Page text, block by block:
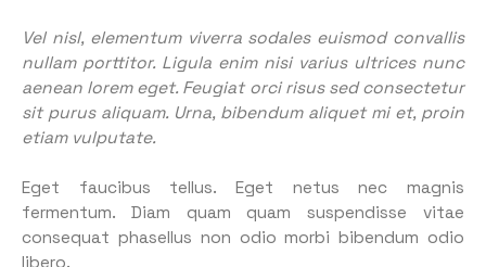
Vel nisl, elementum viverra sodales euismod convallis
nullam porttitor. Ligula enim nisi varius ultrices nunc
aenean lorem eget. Feugiat orci risus sed consectetur
sit purus aliquam. Urna, bibendum aliquet mi et, proin
etiam vulputate.
Eget faucibus tellus. Eget netus nec magnis
fermentum. Diam quam quam suspendisse vitae
consequat phasellus non odio morbi bibendum odio
libero.